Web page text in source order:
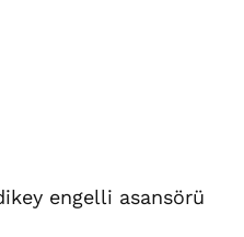
engelli asansörü